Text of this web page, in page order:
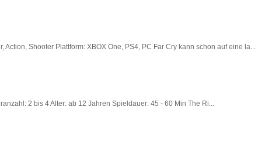
Shooter Plattform: XBOX One, PS4, PC Far Cry kann schon auf eine la...
2 bis 4 Alter: ab 12 Jahren Spieldauer: 45 - 60 Min The Ri...